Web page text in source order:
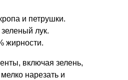
и петрушки.
лук.
жирности.
включая зелень,
нарезать и